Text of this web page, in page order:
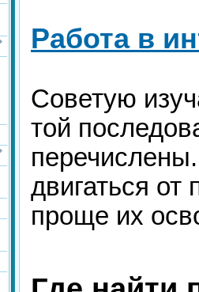
Работа в
Советую
той
двигаться
проще их